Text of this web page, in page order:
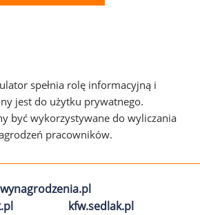
spełnia rolę informacyjną i
jest do użytku prywatnego.
być wykorzystywane do wyliczania
pracowników.
wynagrodzenia.pl
kfw.sedlak.pl